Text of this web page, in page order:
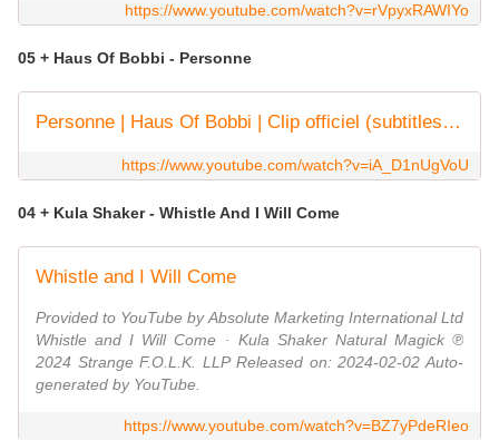
https://www.youtube.com/watch?v=rVpyxRAWIYo
05 + Haus Of Bobbi - Personne
Personne | Haus Of Bobbi | Clip officiel (subtitles available)
https://www.youtube.com/watch?v=iA_D1nUgVoU
04 + Kula Shaker - Whistle And I Will Come
Whistle and I Will Come
Provided to YouTube by Absolute Marketing International Ltd
Whistle and I Will Come · Kula Shaker Natural Magick ℗
2024 Strange F.O.L.K. LLP Released on: 2024-02-02 Auto-
generated by YouTube.
https://www.youtube.com/watch?v=BZ7yPdeRIeo